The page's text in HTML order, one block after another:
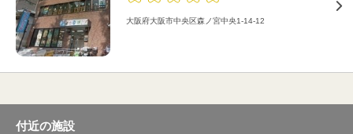
大阪府大阪市中央区森ノ宮中央1-14-12
付近の施設